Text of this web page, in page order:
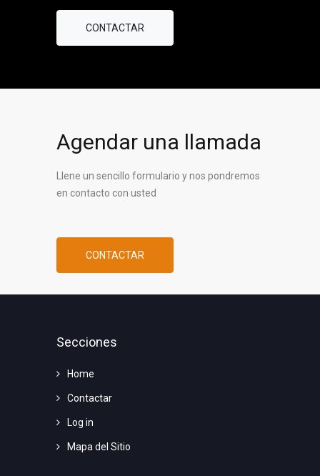
CONTACTAR
Agendar una llamada
Llene un sencillo formulario y nos pondremos
en contacto con usted
CONTACTAR
Secciones
Home
Contactar
Log in
Mapa del Sitio